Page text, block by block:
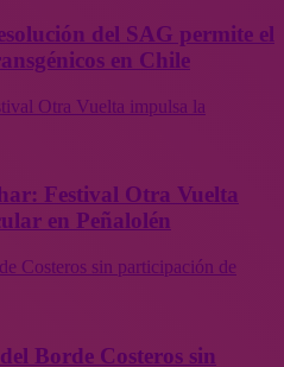
del SAG permite el
en Chile
Otra Vuelta impulsa la
Festival Otra Vuelta
en Peñalolén
Costeros sin participación de
Borde Costeros sin